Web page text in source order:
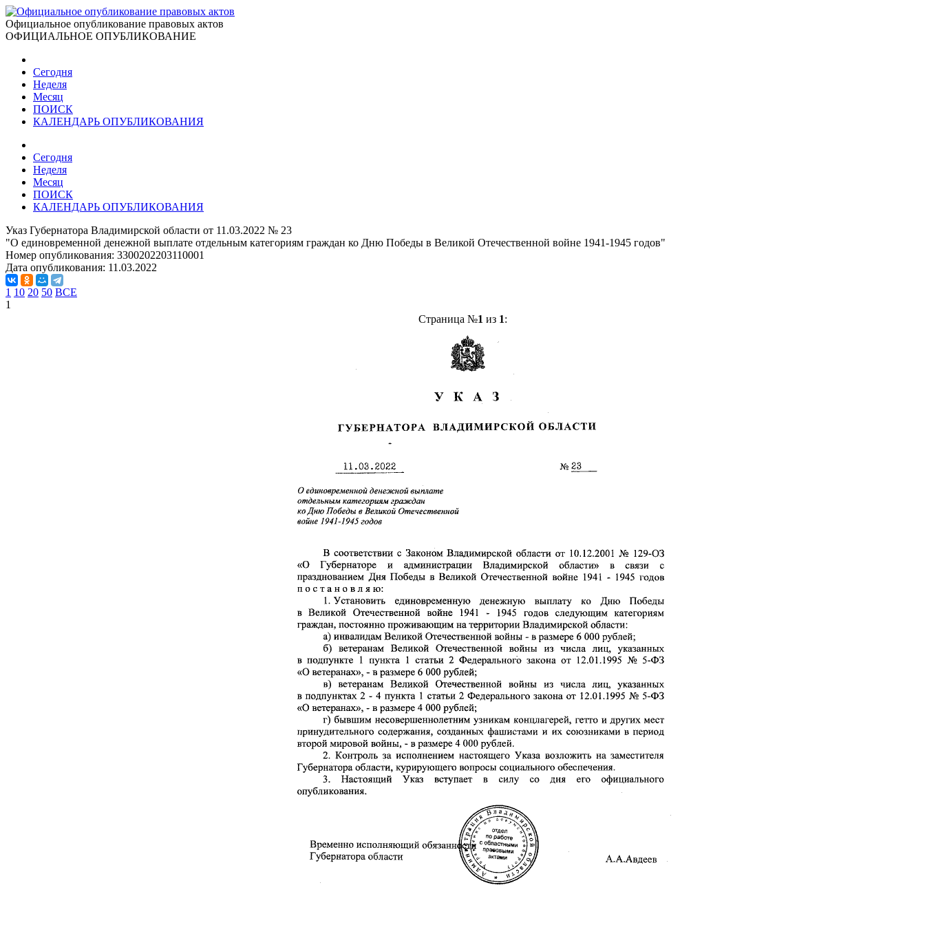
Официальное опубликование правовых актов
ОФИЦИАЛЬНОЕ ОПУБЛИКОВАНИЕ
Сегодня
Неделя
Месяц
ПОИСК
КАЛЕНДАРЬ ОПУБЛИКОВАНИЯ
Сегодня
Неделя
Месяц
ПОИСК
КАЛЕНДАРЬ ОПУБЛИКОВАНИЯ
Указ Губернатора Владимирской области от 11.03.2022 № 23
"О единовременной денежной выплате отдельным категориям граждан ко Дню Победы в Великой Отечественной войне 1941-1945 годов"
Номер опубликования: 3300202203110001
Дата опубликования: 11.03.2022
1 10 20 50 ВСЕ
1
Страница №1 из 1: